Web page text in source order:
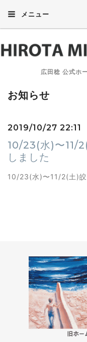
メニュー
広田稔 公式ホ
お知らせ
2019/10/27 22:11
10/23(水)〜11/
しました
10/23(水)〜11/2(土)